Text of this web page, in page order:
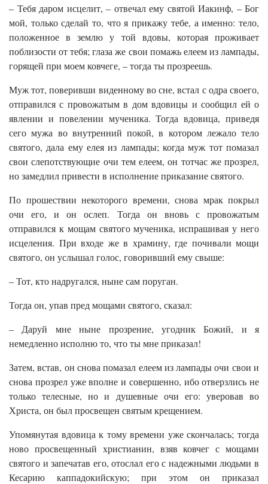
– Тебя даром исцелит, – отвечал ему святой Иакинф, – Бог
мой, только сделай то, что я прикажу тебе, а именно: тело,
положенное в землю у той вдовы, которая проживает
поблизости от тебя; глаза же свои помажь елеем из лампады,
горящей при моем ковчеге, – тогда ты прозреешь.
Муж тот, поверивши виденному во сне, встал с одра своего,
отправился с провожатым в дом вдовицы и сообщил ей о
явлении и повелении мученика. Тогда вдовица, приведя
сего мужа во внутренний покой, в котором лежало тело
святого, дала ему елея из лампады; когда муж тот помазал
свои слепотствующие очи тем елеем, он тотчас же прозрел,
но замедлил привести в исполнение приказание святого.
По прошествии некоторого времени, снова мрак покрыл
очи его, и он ослеп. Тогда он вновь с провожатым
отправился к мощам святого мученика, испрашивая у него
исцеления. При входе же в храмину, где почивали мощи
святого, он услышал голос, говоривший ему свыше:
– Тот, кто надругался, ныне сам поруган.
Тогда он, упав пред мощами святого, сказал:
– Даруй мне ныне прозрение, угодник Божий, и я
немедленно исполню то, что ты мне приказал!
Затем, встав, он снова помазал елеем из лампады очи свои и
снова прозрел уже вполне и совершенно, ибо отверзлись не
только телесные, но и душевные очи его: уверовав во
Христа, он был просвещен святым крещением.
Упомянутая вдовица к тому времени уже скончалась; тогда
ново просвещенный христианин, взяв ковчег с мощами
святого и запечатав его, отослал его с надежными людьми в
Кесарию каппадокийскую; при этом он приказал